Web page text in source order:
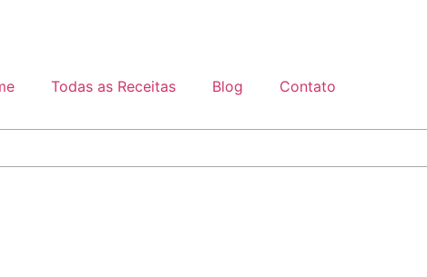
Todas as Receitas Blog Contato